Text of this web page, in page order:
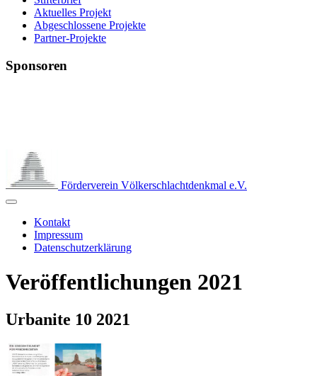
Aktuelles Projekt
Abgeschlossene Projekte
Partner-Projekte
Sponsoren
Förderverein Völkerschlachtdenkmal e.V.
Kontakt
Impressum
Datenschutzerklärung
Veröffentlichungen 2021
Urbanite 10 2021